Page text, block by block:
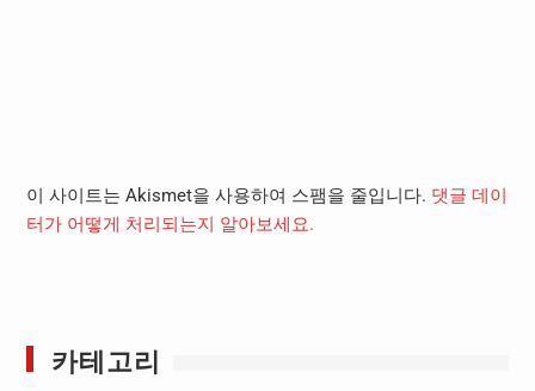
이 사이트는 Akismet을 사용하여 스팸을 줄입니다. 댓글 데이
터가 어떻게 처리되는지 알아보세요.
카테고리